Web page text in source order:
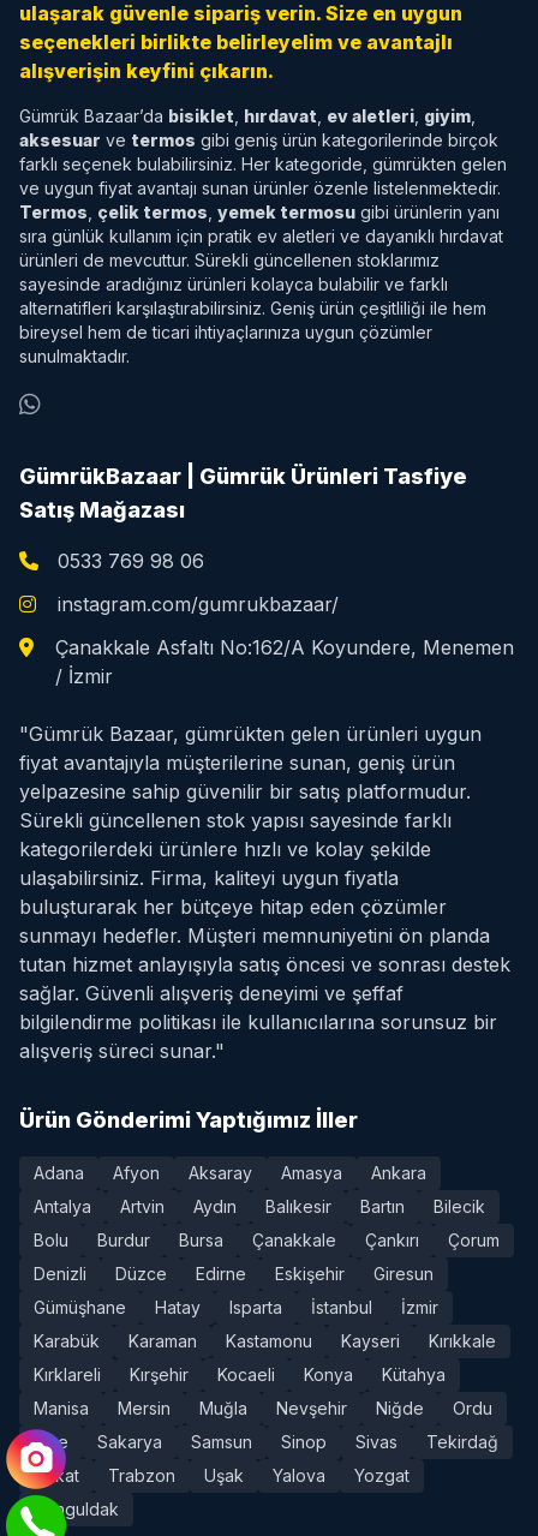
ulaşarak güvenle sipariş verin. Size en uygun
seçenekleri birlikte belirleyelim ve avantajlı
alışverişin keyfini çıkarın.
Gümrük Bazaar’da bisiklet hırdavat ev aletleri giyim
aksesuar ve termos gibi geniş ürün kategorilerinde birçok
farklı seçenek bulabilirsiniz. Her kategoride, gümrükten gelen
ve uygun fiyat avantajı sunan ürünler özenle listelenmektedir.
Termos çelik termos yemek termosu gibi ürünlerin yanı
sıra günlük kullanım için pratik ev aletleri ve dayanıklı hırdavat
ürünleri de mevcuttur. Sürekli güncellenen stoklarımız
sayesinde aradığınız ürünleri kolayca bulabilir ve farklı
alternatifleri karşılaştırabilirsiniz. Geniş ürün çeşitliliği ile hem
bireysel hem de ticari ihtiyaçlarınıza uygun çözümler
sunulmaktadır.
GümrükBazaar | Gümrük Ürünleri Tasfiye
Satış Mağazası
0533 769 98 06
instagram.com/gumrukbazaar/
Çanakkale Asfaltı No:162/A Koyundere, Menemen
/ İzmir
"Gümrük Bazaar, gümrükten gelen ürünleri uygun
fiyat avantajıyla müşterilerine sunan, geniş ürün
yelpazesine sahip güvenilir bir satış platformudur.
Sürekli güncellenen stok yapısı sayesinde farklı
kategorilerdeki ürünlere hızlı ve kolay şekilde
ulaşabilirsiniz. Firma, kaliteyi uygun fiyatla
buluşturarak her bütçeye hitap eden çözümler
sunmayı hedefler. Müşteri memnuniyetini ön planda
tutan hizmet anlayışıyla satış öncesi ve sonrası destek
sağlar. Güvenli alışveriş deneyimi ve şeffaf
bilgilendirme politikası ile kullanıcılarına sorunsuz bir
alışveriş süreci sunar."
Ürün Gönderimi Yaptığımız İller
Adana Afyon Aksaray Amasya
Ankara
Antalya
Artvin Aydın Balıkesir Bartın
Bilecik
Bolu
Burdur Bursa Çanakkale Çankırı
Çorum
Denizli
Düzce Edirne Eskişehir
Giresun
Gümüşhane
Hatay Isparta İstanbul
İzmir
Karabük
Karaman Kastamonu Kayseri
Kırıkkale
Kırklareli
Kırşehir Kocaeli Konya
Kütahya
Manisa
Mersin Muğla Nevşehir Niğde
Ordu
Rize
Sakarya Samsun Sinop Sivas
Tekirdağ
Tokat
Trabzon Uşak Yalova
Yozgat
Zonguldak